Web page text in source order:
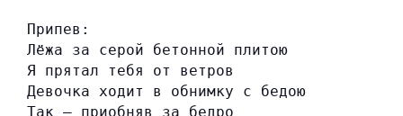
Припев:
Лёжа за серой бетонной плитою
Я прятал тебя от ветров
Девочка ходит в обнимку с бедою
Так — приобняв за бедро